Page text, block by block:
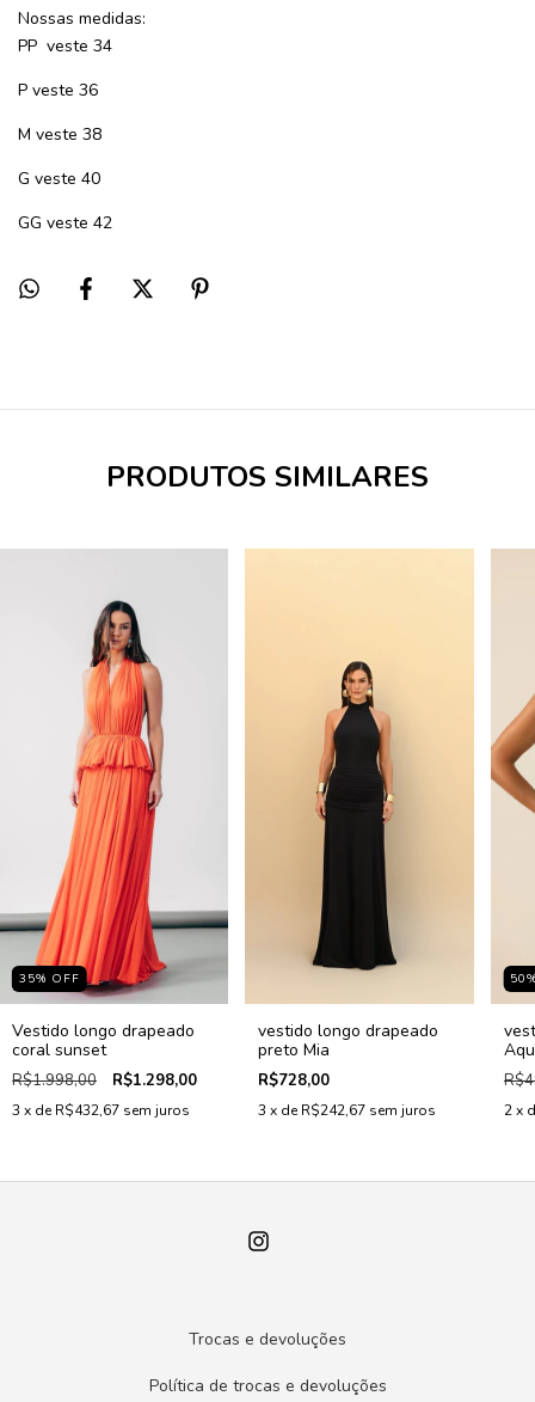
Nossas medidas:
PP veste 34
P veste 36
M veste 38
G veste 40
GG veste 42
PRODUTOS SIMILARES
35% OFF
Vestido longo drapeado
coral sunset
R$1.998,00 R$1.298,00
3 x deR$432,67 sem juros
vestido longo drapeado
preto Mia
R$728,00
3 x deR$242,67 sem juros
50
2 x
Trocas e devoluções
Política de trocas e devoluções